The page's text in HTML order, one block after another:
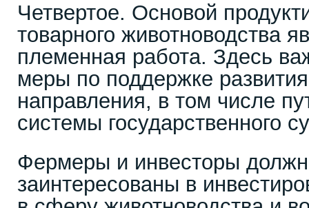
Четвертое. Основой
товарного животноводства
племенная работа. Здесь
меры по поддержке
направления, в том числе
системы государственного
Фермеры и инвесторы
заинтересованы в